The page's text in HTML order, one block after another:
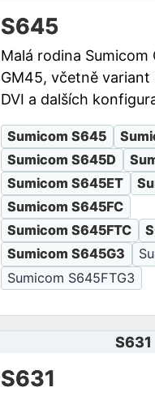
S645
Malá rodina Sumicom
GM45, včetně
DVI a dalších
Sumicom S645
Sumicom S645D
Sumicom S645ET
Sumicom S645FC
Sumicom S645FTC
Sumicom S645G3
Sumicom S645FTG3
S631
S631